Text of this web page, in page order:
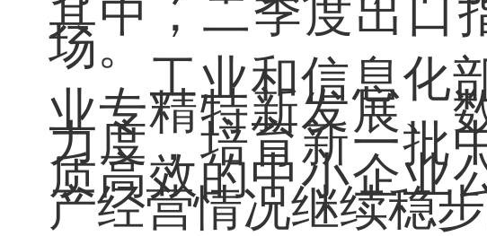
其中，二季度出口
场。
工业和信息化部
业专精特新发展、
力度，培育新一批
质高效的中小企业
产经营情况继续稳